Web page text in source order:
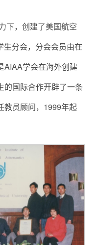
下，创建了美国航空
分会，分会会员由在
AIAA学会在海外创建
的国际合作开辟了一条
教员顾问，1999年起